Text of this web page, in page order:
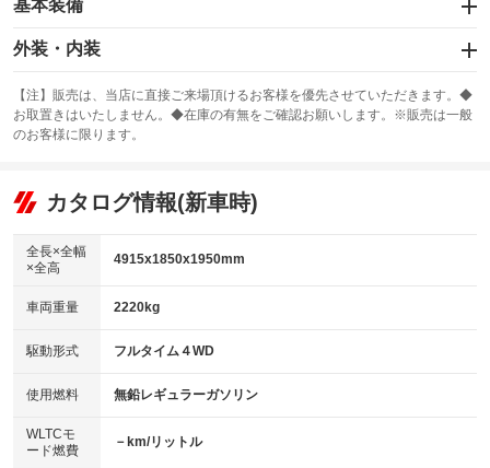
基本装備
エアバッグ：運転席/助手席/サイド
：装備あり
：装備あり
サンルーフ
：装備なし ABS
リフトアップ
：装備なし
：装備なし
パワーウィンドウ
アイドリングストップ
：装備あり
USB入力端子
：装備なし
100V電源
：装備あり
センターデフロック
：装備なし
外装・内装
カーナビ：SDナビ
：装備あり
TV：フルセグ
：装備あり
ビジュアル：-／DVD再生
：装備あり
：装備あり
革シート
キーレス
HID(キセノンライト)
：装備なし
バックカメラ
：装備あり
エアロ
：装備なし
【注】販売は、当店に直接ご来場頂けるお客様を優先させていただきます。◆
お取置きはいたしません。◆在庫の有無をご確認お願いします。※販売は一般
のお客様に限ります。
カタログ情報(新車時)
全長×全幅
×全高
4915x1850x1950mm
車両重量 2220kg
駆動形式 フルタイム４WD
使用燃料 無鉛レギュラーガソリン
WLTCモ
ード燃費
－km/リットル